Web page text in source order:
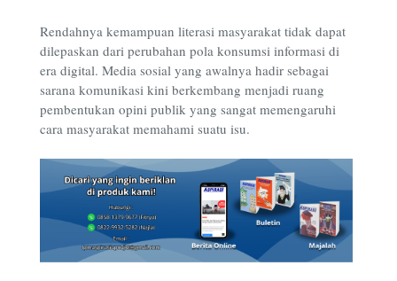
Rendahnya kemampuan literasi masyarakat tidak dapat
dilepaskan dari perubahan pola konsumsi informasi di
era digital. Media sosial yang awalnya hadir sebagai
sarana komunikasi kini berkembang menjadi ruang
pembentukan opini publik yang sangat memengaruhi
cara masyarakat memahami suatu isu.